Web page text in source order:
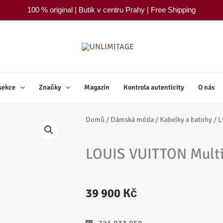
100 % original | Butik v centru Prahy | Free Shipping
Značky Magazín Kontrola autenticity O nás
Domů / Dámská móda / Kabelky a batohy /
LOUIS VUITTON
39 900 Kč